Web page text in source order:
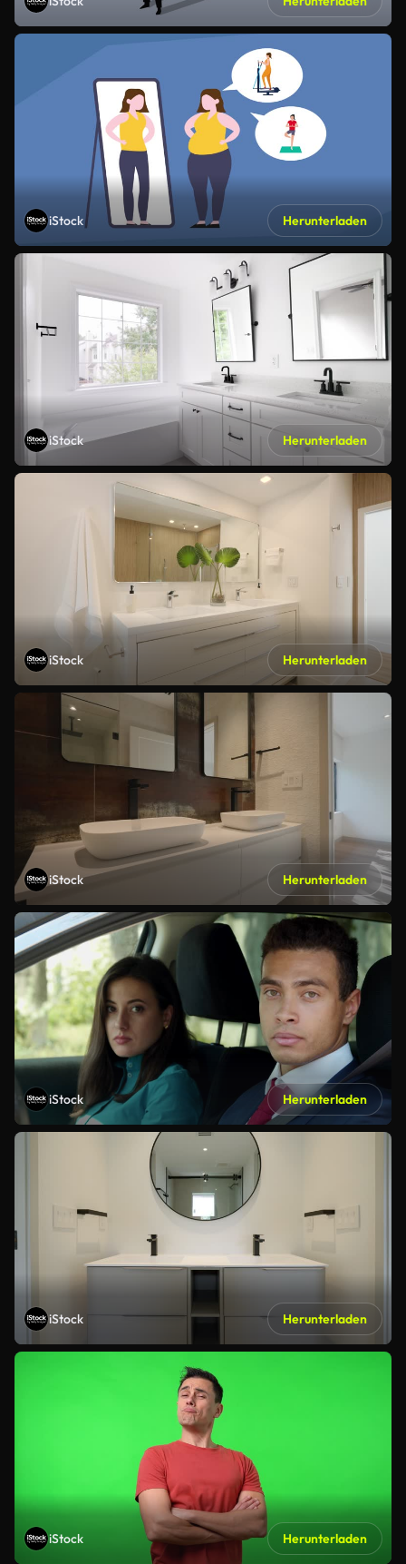
iStock Herunterladen
iStock Herunterladen
iStock Herunterladen
iStock Herunterladen
iStock Herunterladen
iStock Herunterladen
iStock Herunterladen